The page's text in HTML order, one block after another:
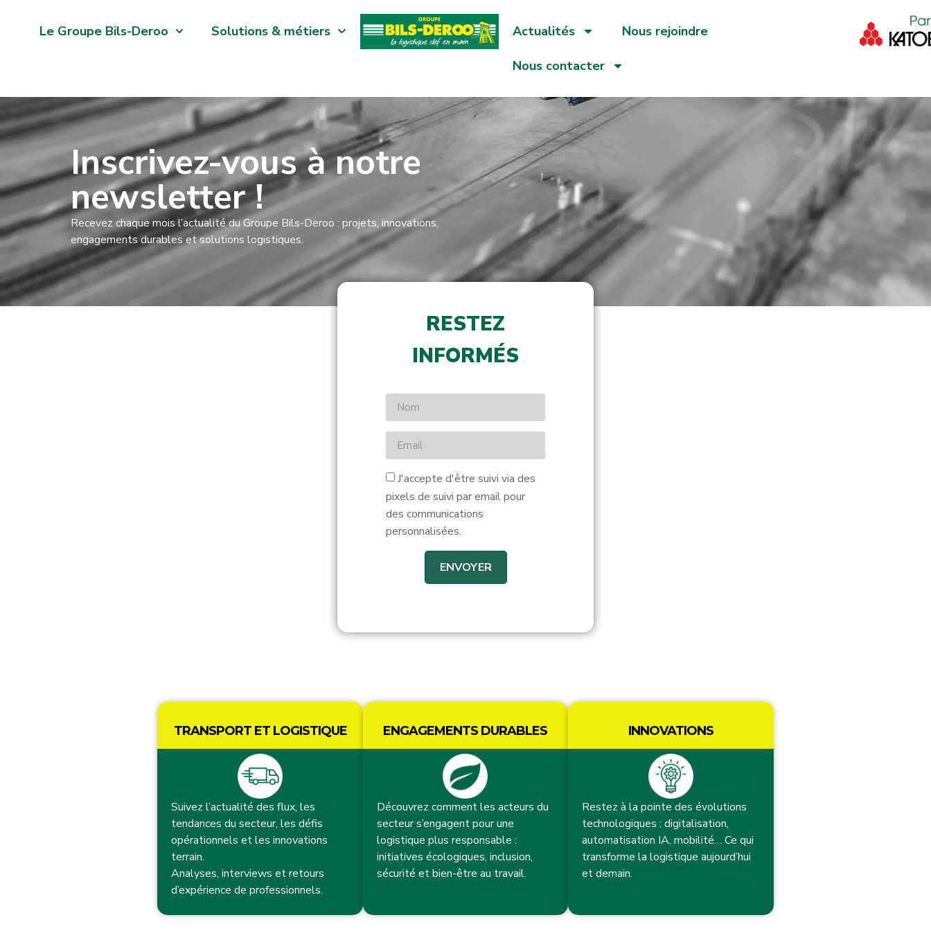
Le Groupe Bils-Deroo Solutions & métiers Actualités Nous rejoindre
Nous contacter
Inscrivez-vous à notre
newsletter !
Recevez chaque mois l’actualité du Groupe Bils-Deroo : projets, innovations,
engagements durables et solutions logistiques.
RESTEZ
INFORMÉS
J'accepte d'être suivi via des
pixels de suivi par email pour
des communications
personnalisées.
ENVOYER
TRANSPORT ET LOGISTIQUE
Suivez l’actualité des flux, les
tendances du secteur, les défis
opérationnels et les innovations
terrain.
Analyses, interviews et retours
d’expérience de professionnels.
ENGAGEMENTS DURABLES
Découvrez comment les acteurs du
secteur s’engagent pour une
logistique plus responsable :
initiatives écologiques, inclusion,
sécurité et bien-être au travail.
INNOVATIONS
Restez à la pointe des évolutions
technologiques : digitalisation,
automatisation IA, mobilité… Ce qui
transforme la logistique aujourd’hui
et demain.